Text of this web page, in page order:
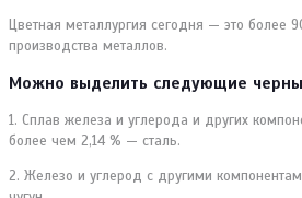
Цветная металлургия сегодня — это более
производства металлов.
Можно выделить следующие
1. Сплав железа и углерода и других
более чем 2,14 % — сталь.
2. Железо и углерод с другими